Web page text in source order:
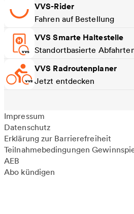
VVS-Rider
Fahren auf Bestellung
VVS Smarte Haltestelle
Standortbasierte
VVS Radroutenplaner
Jetzt entdecken
Impressum
Datenschutz
Erklärung zur Barrierefreiheit
Teilnahmebedingungen
AEB
Abo kündigen